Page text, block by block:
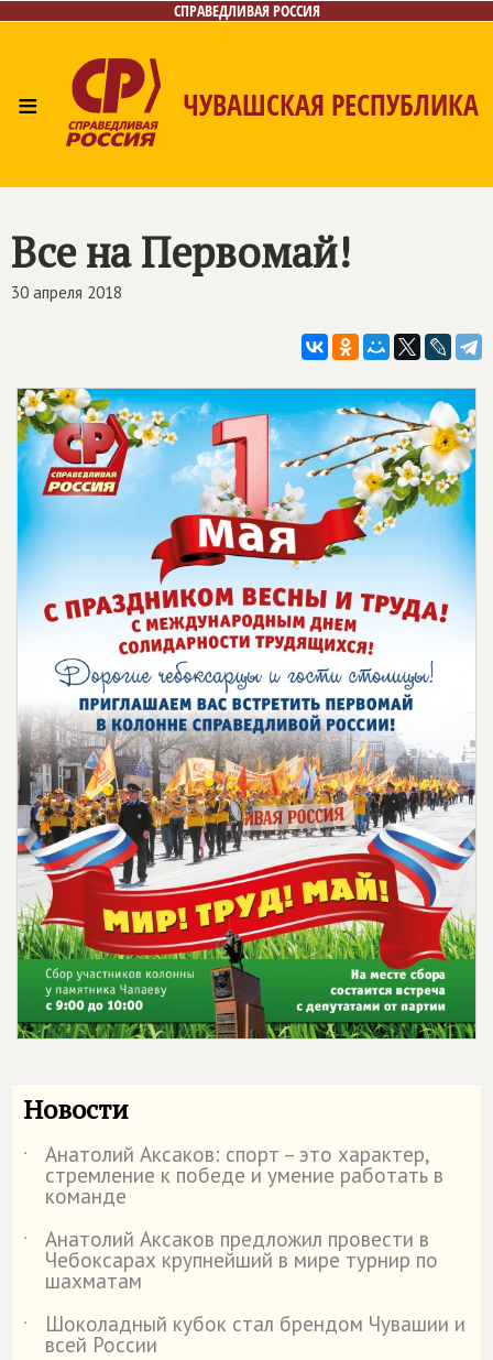
СПРАВЕДЛИВАЯ РОССИЯ
≡ ЧУВАШСКАЯ РЕСПУБЛИКА
Все на Первомай!
30 апреля 2018
Новости
˙ Анатолий Аксаков: спорт – это характер,
стремление к победе и умение работать в
команде
˙
Анатолий Аксаков предложил провести в
Чебоксарах крупнейший в мире турнир по
шахматам
˙
Шоколадный кубок стал брендом Чувашии и
всей России